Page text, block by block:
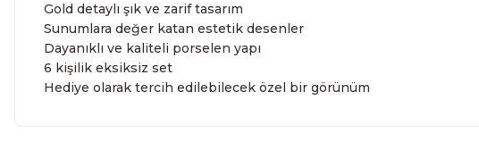
Gold detaylı şık ve zarif tasarım
Sunumlara değer katan estetik desenler
Dayanıklı ve kaliteli porselen yapı
6 kişilik eksiksiz set
Hediye olarak tercih edilebilecek özel bir görünüm